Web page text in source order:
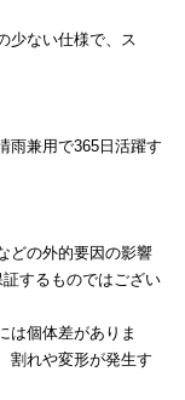
少ない仕様で、ス
雨兼用で365日活躍す
どの外的要因の影響
するものではござい
は個体差がありま
割れや変形が発生す